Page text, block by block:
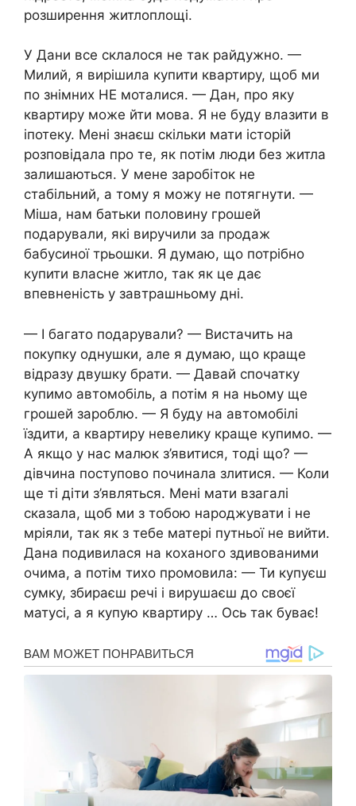
розширення житлоплощі.
У Дани все склалося не так райдужно. —
Милий, я вирішила купити квартиру, щоб ми
по знімних НЕ моталися. — Дан, про яку
квартиру може йти мова. Я не буду влазити в
іпотеку. Мені знаєш скільки мати історій
розповідала про те, як потім люди без житла
залишаються. У мене заробіток не
стабільний, а тому я можу не потягнути. —
Міша, нам батьки половину грошей
подарували, які виручили за продаж
бабусиної трьошки. Я думаю, що потрібно
купити власне житло, так як це дає
впевненість у завтрашньому дні.
— І багато подарували? — Вистачить на
покупку однушки, але я думаю, що краще
відразу двушку брати. — Давай спочатку
купимо автомобіль, а потім я на ньому ще
грошей зароблю. — Я буду на автомобілі
їздити, а квартиру невелику краще купимо. —
А якщо у нас малюк з’явитися, тоді що? —
дівчина поступово починала злитися. — Коли
ще ті діти з’являться. Мені мати взагалі
сказала, щоб ми з тобою народжувати і не
мріяли, так як з тебе матері путньої не вийти.
Дана подивилася на коханого здивованими
очима, а потім тихо промовила: — Ти купуєш
сумку, збираєш речі і вирушаєш до своєї
матусі, а я купую квартиру … Ось так буває!